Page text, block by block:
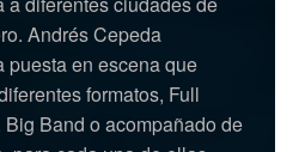
Andrés Cepeda
puesta en escena que
formatos, Full
Band o acompañado de